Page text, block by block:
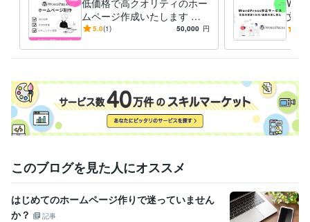
低価格で高クオリティのホー
ムページ作成いたします ワ
ードプレスで格安ホームペー
5.0(1) 50,000 円
文章
し替
このブログを見た人にオススメ
はじめてのホームページ作りで迷っていません
か？
記事